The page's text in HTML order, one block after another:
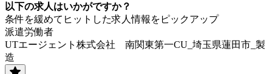
以下の求人はいかがですか？
条件を緩めてヒットした求人情報をピックアップ
派遣労働者
UTエージェント株式会社 南関東第一CU_埼玉県蓮田市_製
造